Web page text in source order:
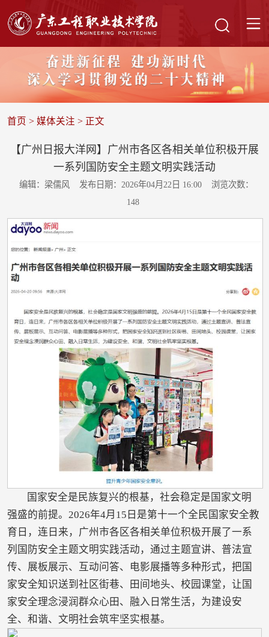
首页 > 媒体关注 > 正文
【广州日报大洋网】广州市各区各相关单位积极开展
一系列国防安全主题文明实践活动
编辑：梁儒风 发布日期：2026年04月22日 16:00
浏览次数：
148
国家安全是民族复兴的根基，社会稳定是国家文明
强盛的前提。2026年4月15日是第十一个全民国家安全教
育日，连日来，广州市各区各相关单位积极开展了一系
列国防安全主题文明实践活动，通过主题宣讲、普法宣
传、展板展示、互动问答、电影展播等多种形式，把国
家安全知识送到社区街巷、田间地头、校园课堂，让国
家安全理念浸润群众心田、融入日常生活，为建设安
全、和谐、文明社会筑牢坚实根基。